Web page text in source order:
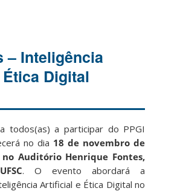
– Inteligência
Digital
todos(as) a participar do PPGI
no dia 18 de novembro de
no Auditório Henrique Fontes,
. O evento abordará a
Artificial e Ética Digital no